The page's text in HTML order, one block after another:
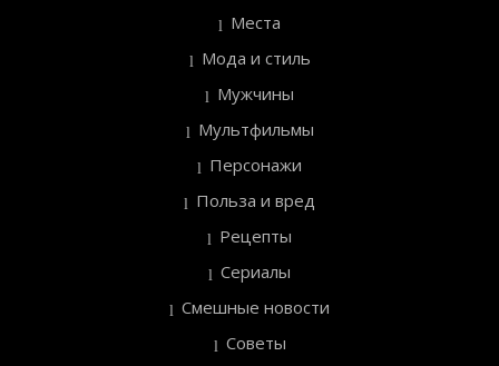
Места
Мода и стиль
Мужчины
Мультфильмы
Персонажи
Польза и вред
Рецепты
Сериалы
Смешные новости
Советы